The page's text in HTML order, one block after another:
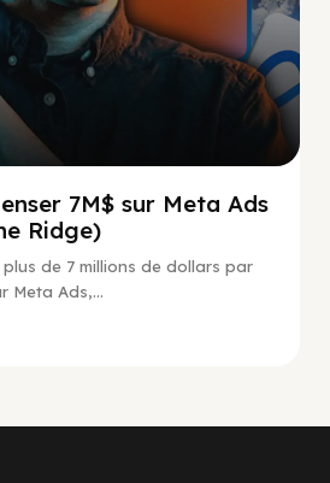
7M$ sur Meta Ads
Ridge)
de 7 millions de dollars par
Meta Ads,...